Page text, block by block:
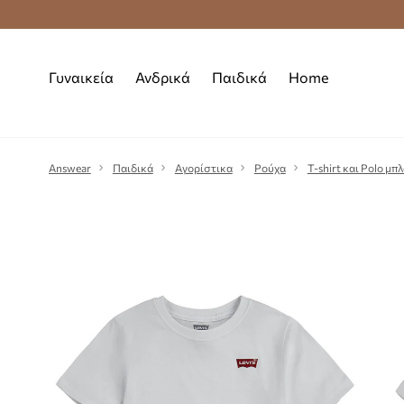
Δωρεάν
Γυναικεία Ανδρικά Παιδικά Home
Answear Παιδικά Αγορίστικα Ρούχα T-shirt και Polo